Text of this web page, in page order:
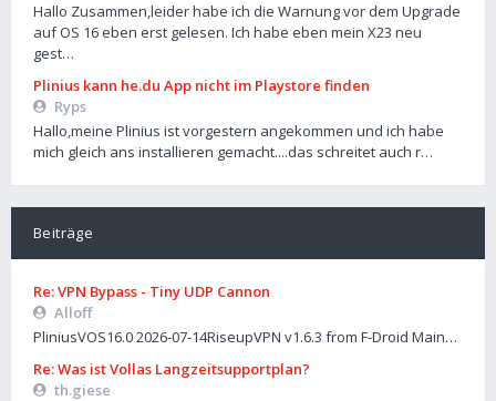
Hallo Zusammen,leider habe ich die Warnung vor dem Upgrade
auf OS 16 eben erst gelesen. Ich habe eben mein X23 neu
gest…
Plinius kann he.du App nicht im Playstore finden
Ryps
Hallo,meine Plinius ist vorgestern angekommen und ich habe
mich gleich ans installieren gemacht....das schreitet auch r…
Beiträge
Re: VPN Bypass - Tiny UDP Cannon
Alloff
PliniusVOS16.0 2026-07-14RiseupVPN v1.6.3 from F-Droid Main…
Re: Was ist Vollas Langzeitsupportplan?
th.giese